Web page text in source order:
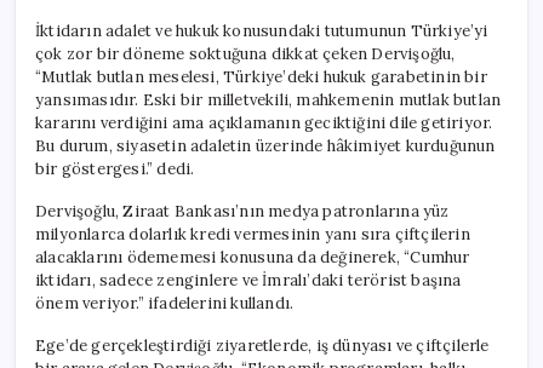
İktidarın adalet ve hukuk konusundaki tutumunun Türkiye’yi
çok zor bir döneme soktuğuna dikkat çeken Dervişoğlu,
“Mutlak butlan meselesi, Türkiye’deki hukuk garabetinin bir
yansımasıdır. Eski bir milletvekili, mahkemenin mutlak butlan
kararını verdiğini ama açıklamanın geciktiğini dile getiriyor.
Bu durum, siyasetin adaletin üzerinde hâkimiyet kurduğunun
bir göstergesi.” dedi.
Dervişoğlu, Ziraat Bankası’nın medya patronlarına yüz
milyonlarca dolarlık kredi vermesinin yanı sıra çiftçilerin
alacaklarını ödememesi konusuna da değinerek, “Cumhur
iktidarı, sadece zenginlere ve İmralı’daki terörist başına
önem veriyor.” ifadelerini kullandı.
Ege’de gerçekleştirdiği ziyaretlerde, iş dünyası ve çiftçilerle